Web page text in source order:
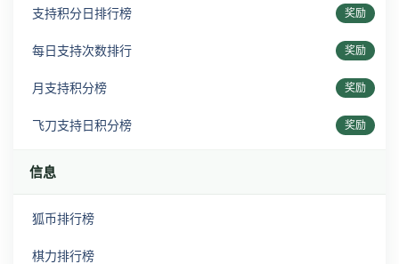
支持积分日排行榜 奖励
每日支持次数排行 奖励
月支持积分榜 奖励
飞刀支持日积分榜 奖励
信息
狐币排行榜
棋力排行榜